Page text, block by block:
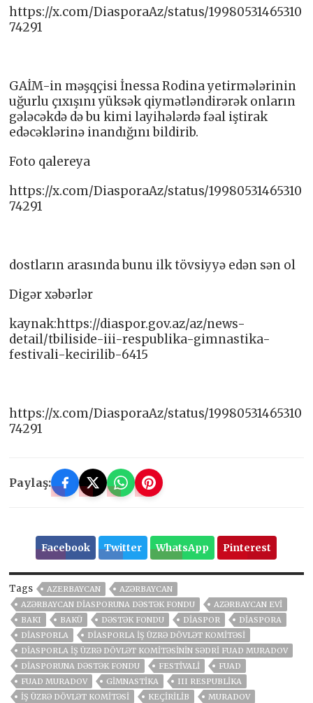
https://x.com/DiasporaAz/status/19980531465310
74291
GAİM-in məşqçisi İnessa Rodina yetirmələrinin
uğurlu çıxışını yüksək qiymətləndirərək onların
gələcəkdə də bu kimi layihələrdə fəal iştirak
edəcəklərinə inandığını bildirib.
Foto qalereya
https://x.com/DiasporaAz/status/19980531465310
74291
dostların arasında bunu ilk tövsiyyə edən sən ol
Digər xəbərlər
kaynak:https://diaspor.gov.az/az/news-
detail/tbiliside-iii-respublika-gimnastika-
festivali-kecirilib-6415
https://x.com/DiasporaAz/status/19980531465310
74291
Paylaş:
Facebook Twitter WhatsApp Pinterest
Tags AZERBAYCAN
AZƏRBAYCAN
AZƏRBAYCAN DIASPORUNA DƏSTƏK FONDU
AZƏRBAYCAN EVI
BAKI
BAKÜ DƏSTƏK FONDU DIASPOR
DIASPORA
DIASPORLA
DIASPORLA İŞ ÜZRƏ DÖVLƏT KOMITƏSI
DIASPORLA İŞ ÜZRƏ DÖVLƏT KOMITƏSININ SƏDRI FUAD MURADOV
DIASPORUNA DƏSTƏK FONDU
FESTIVALI
FUAD
FUAD MURADOV
GIMNASTIKA
III RESPUBLIKA
İŞ ÜZRƏ DÖVLƏT KOMITƏSI
KEÇIRILIB
MURADOV